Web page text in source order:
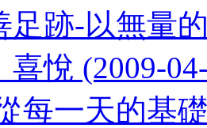
足跡-以無量
悅 (2009-
每一天的基